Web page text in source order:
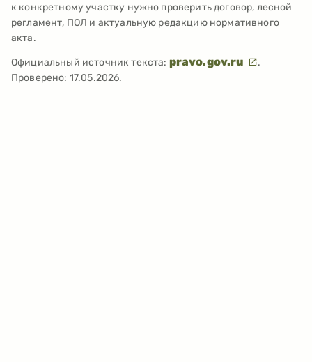
к конкретному участку нужно проверить договор, лесной
регламент, ПОЛ и актуальную редакцию нормативного
акта.
Официальный источник текста: pravo.gov.ru
.
Проверено: 17.05.2026.